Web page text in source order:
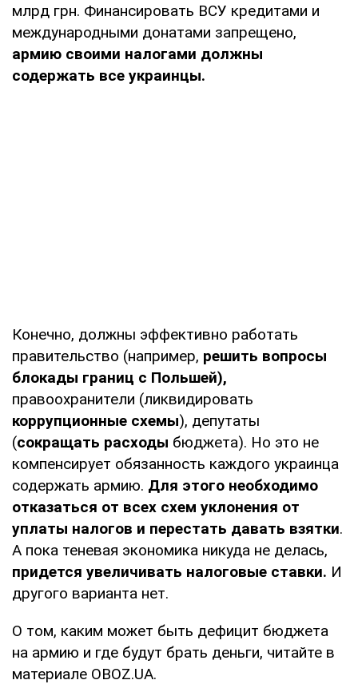
млрд грн. Финансировать ВСУ кредитами и
международными донатами запрещено,
армию своими налогами должны
содержать все украинцы.
Конечно, должны эффективно работать
правительство (например, решить вопросы
блокады границ с Польшей),
правоохранители (ликвидировать
коррупционные схемы), депутаты
(сокращать расходы бюджета). Но это не
компенсирует обязанность каждого украинца
содержать армию. Для этого необходимо
отказаться от всех схем уклонения от
уплаты налогов и перестать давать взятки.
А пока теневая экономика никуда не делась,
придется увеличивать налоговые ставки. И
другого варианта нет.
О том, каким может быть дефицит бюджета
на армию и где будут брать деньги, читайте в
материале OBOZ.UA.